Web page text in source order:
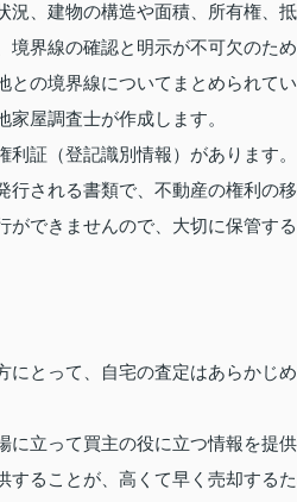
、建物の構造や面積、所有権、
界線の確認と明示が不可欠のた
の境界線についてまとめられてい
屋調査士が作成します。
証（登記識別情報）があります。
される書類で、不動産の権利の
できませんので、大切に保管す
にとって、自宅の査定はあらかじ
立って買主の役に立つ情報を提供
ることが、高くて早く売却するた